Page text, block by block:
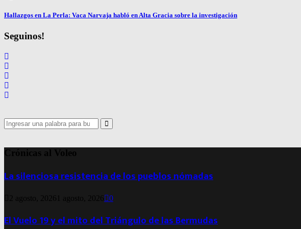
Hallazgos en La Perla: Vaca Narvaja habló en Alta Gracia sobre la investigación
Seguinos!
Search
for:
Search
Crónicas al Voleo
La silenciosa resistencia de los pueblos nómadas
2 agosto, 2026 1 agosto, 2026 0
El Vuelo 19 y el mito del Triángulo de las Bermudas